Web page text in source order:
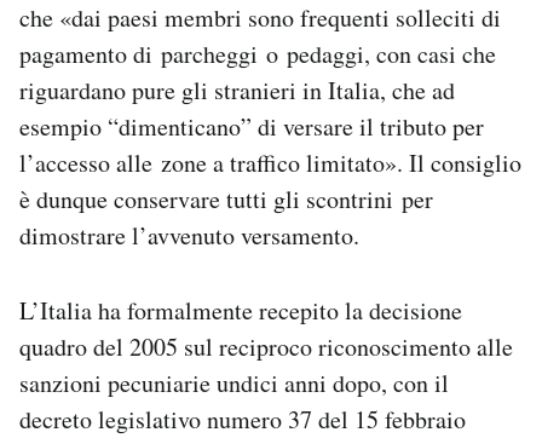
che «dai paesi membri sono frequenti solleciti di
pagamento di parcheggi o pedaggi, con casi che
riguardano pure gli stranieri in Italia, che ad
esempio “dimenticano” di versare il tributo per
l’accesso alle zone a traffico limitato». Il consiglio
è dunqueconservare tutti gli scontrini per
dimostrare l’avvenuto versamento.
L’Italia ha formalmente recepito la decisione
quadro del 2005 sul reciproco riconoscimento alle
sanzioni pecuniarie undici anni dopo, con il
decreto legislativo numero 37 del 15 febbraio